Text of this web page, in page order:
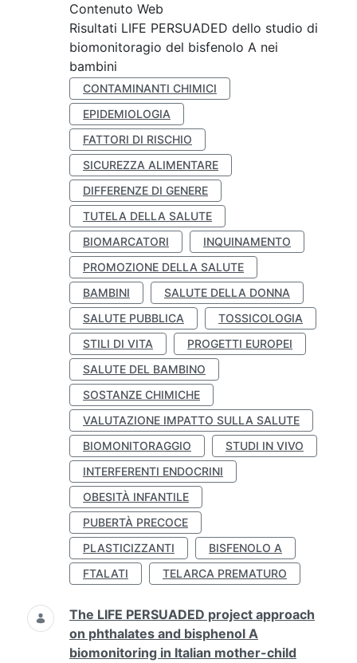
Contenuto Web
Risultati LIFE PERSUADED dello studio di
biomonitoragio del bisfenolo A nei
bambini
CONTAMINANTI CHIMICI
EPIDEMIOLOGIA
FATTORI DI RISCHIO
SICUREZZA ALIMENTARE
DIFFERENZE DI GENERE
TUTELA DELLA SALUTE
BIOMARCATORI
INQUINAMENTO
PROMOZIONE DELLA SALUTE
BAMBINI
SALUTE DELLA DONNA
SALUTE PUBBLICA
TOSSICOLOGIA
STILI DI VITA
PROGETTI EUROPEI
SALUTE DEL BAMBINO
SOSTANZE CHIMICHE
VALUTAZIONE IMPATTO SULLA SALUTE
BIOMONITORAGGIO
STUDI IN VIVO
INTERFERENTI ENDOCRINI
OBESITÀ INFANTILE
PUBERTÀ PRECOCE
PLASTICIZZANTI
BISFENOLO A
FTALATI
TELARCA PREMATURO
The LIFE PERSUADED project approach
on phthalates and bisphenol A
biomonitoring in Italian mother-child